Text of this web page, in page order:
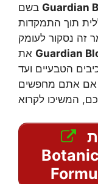
Guardian
תוך התמקדות
זה נסקור לעומק
Guardian
הטבעיים ועד
אם אתם מחפשים
נסה את Guardian